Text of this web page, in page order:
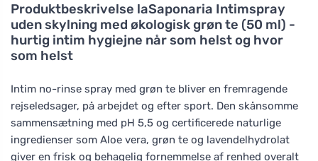
Produktbeskrivelse laSaponaria Intimspray
uden skylning med økologisk grøn te (50 ml) -
hurtig intim hygiejne når som helst og hvor
som helst
Intim no-rinse spray med grøn te bliver en fremragende
rejseledsager, på arbejdet og efter sport. Den skånsomme
sammensætning med pH 5,5 og certificerede naturlige
ingredienser som Aloe vera, grøn te og lavendelhydrolat
giver en frisk og behagelig fornemmelse af renhed overalt